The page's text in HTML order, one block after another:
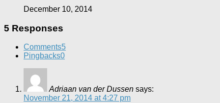
December 10, 2014
5 Responses
Comments5
Pingbacks0
Adriaan van der Dussen says:
November 21, 2014 at 4:27 pm